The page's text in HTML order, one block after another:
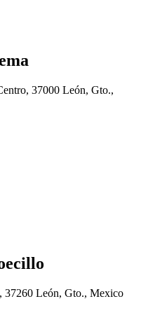
37000 León, Gto.,
37260 León, Gto., Mexico